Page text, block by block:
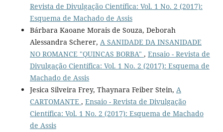
Revista de Divulgação Científica: Vol. 1 No. 2 (2017):
Esquema de Machado de Assis
Bárbara Kaoane Morais de Souza, Deborah
Alessandra Scherer, A SANIDADE DA INSANIDADE
NO ROMANCE "QUINCAS BORBA" , Ensaio - Revista de
Divulgação Científica: Vol. 1 No. 2 (2017): Esquema de
Machado de Assis
Jesica Silveira Frey, Thaynara Feiber Stein, A
CARTOMANTE , Ensaio - Revista de Divulgação
Científica: Vol. 1 No. 2 (2017): Esquema de Machado
de Assis